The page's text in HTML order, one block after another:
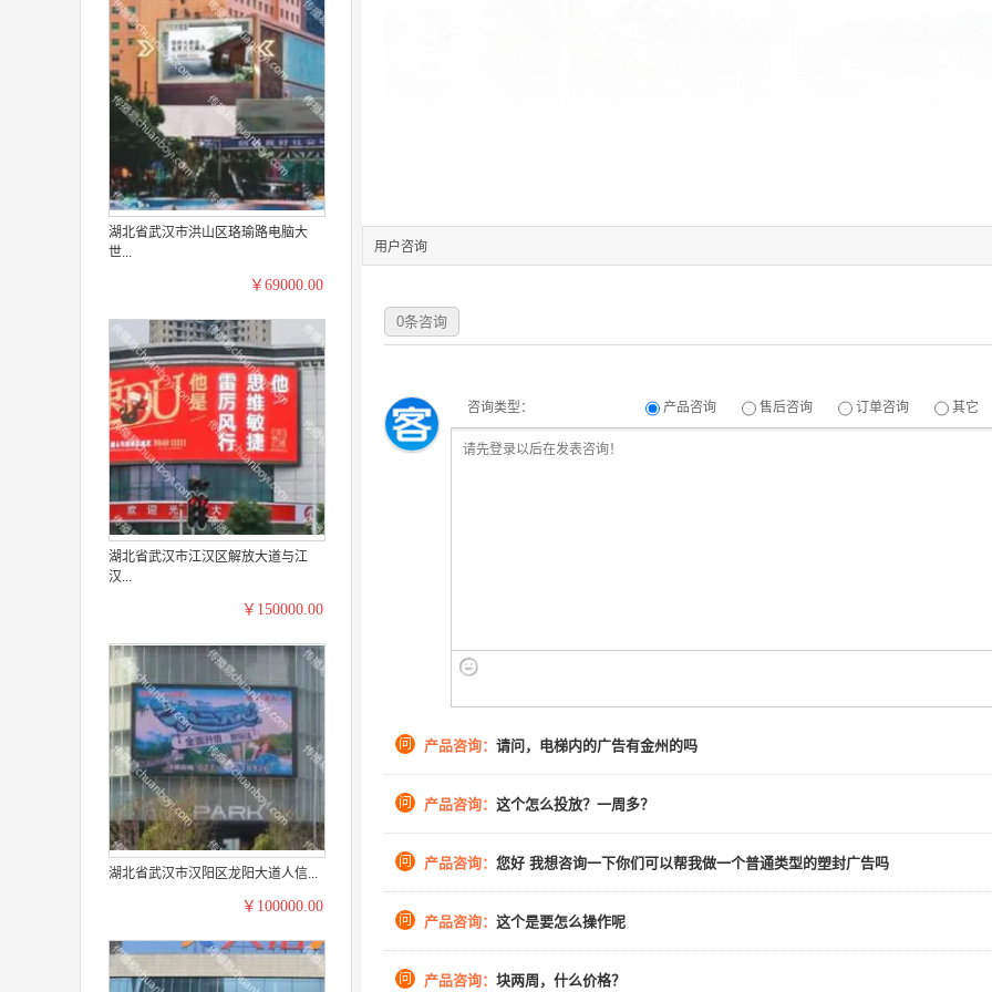
湖北省武汉市洪山区珞瑜路电脑大
世...
￥69000.00
湖北省武汉市江汉区解放大道与江
汉...
￥150000.00
湖北省武汉市汉阳区龙阳大道人信...
￥100000.00
用户咨询
0条咨询
咨询类型： 产品咨询 售后咨询 订单咨询 其它
问 产品咨询： 请问，电梯内的广告有金州的吗
问 产品咨询： 这个怎么投放？一周多？
问 产品咨询： 您好 我想咨询一下你们可以帮我做一个普通类型的塑封广告吗
问 产品咨询： 这个是要怎么操作呢
问 产品咨询： 块两周，什么价格？